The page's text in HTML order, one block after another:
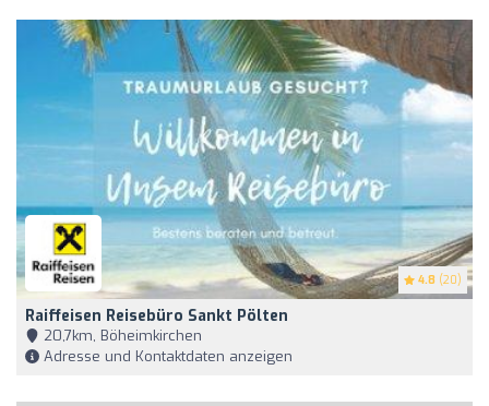
4.8 (20)
Raiffeisen Reisebüro Sankt Pölten
20,7km, Böheimkirchen
Adresse und Kontaktdaten anzeigen